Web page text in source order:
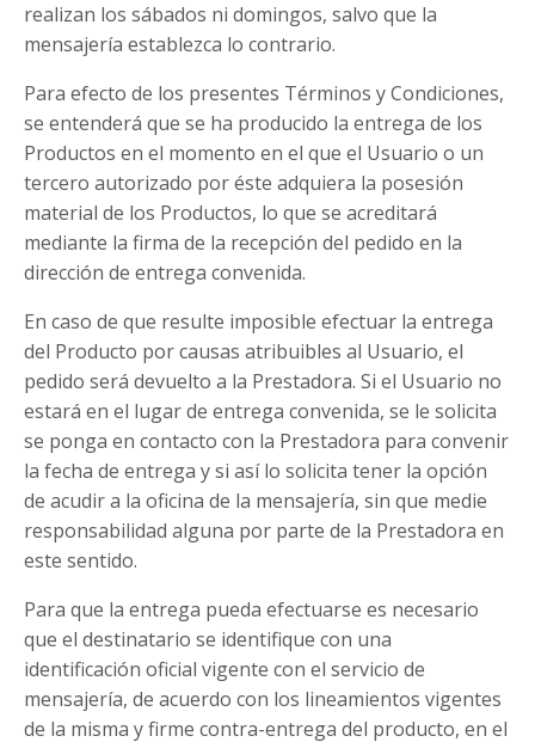
realizan los sábados ni domingos, salvo que la
mensajería establezca lo contrario.
Para efecto de los presentes Términos y Condiciones,
se entenderá que se ha producido la entrega de los
Productos en el momento en el que el Usuario o un
tercero autorizado por éste adquiera la posesión
material de los Productos, lo que se acreditará
mediante la firma de la recepción del pedido en la
dirección de entrega convenida.
En caso de que resulte imposible efectuar la entrega
del Producto por causas atribuibles al Usuario, el
pedido será devuelto a la Prestadora. Si el Usuario no
estará en el lugar de entrega convenida, se le solicita
se ponga en contacto con la Prestadora para convenir
la fecha de entrega y si así lo solicita tener la opción
de acudir a la oficina de la mensajería, sin que medie
responsabilidad alguna por parte de la Prestadora en
este sentido.
Para que la entrega pueda efectuarse es necesario
que el destinatario se identifique con una
identificación oficial vigente con el servicio de
mensajería, de acuerdo con los lineamientos vigentes
de la misma y firme contra-entrega del producto, en el